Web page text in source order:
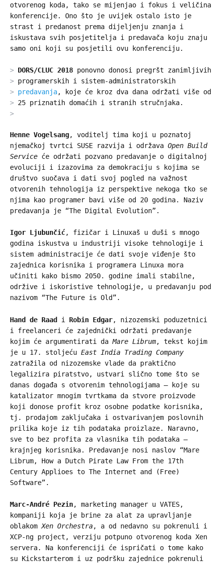
otvorenog koda, tako se mijenjao i fokus i veličina
konferencije. Ono što je uvijek ostalo isto je
strast i predanost prema dijeljenju znanja i
iskustava svih posjetitelja i predavača koju znaju
samo oni koji su posjetili ovu konferenciju.
DORS/CLUC 2018 ponovno donosi pregršt zanimljivih
programerskih i sistem-administratorskih
predavanja, koje će kroz dva dana održati više od
25 priznatih domaćih i stranih stručnjaka.
Henne Vogelsang, voditelj tima koji u poznatoj
njemačkoj tvrtci SUSE razvija i održava Open Build
Service će održati pozvano predavanje o digitalnoj
evoluciji i izazovima za demokraciju s kojima se
društvo suočava i dati svoj pogled na važnost
otvorenih tehnologija iz perspektive nekoga tko se
njima kao programer bavi više od 20 godina. Naziv
predavanja je “The Digital Evolution”.
Igor Ljubunčić, fizičar i Linuxaš u duši s mnogo
godina iskustva u industriji visoke tehnologije i
sistem administracije će dati svoje viđenje što
zajednica korisnika i programera Linuxa mora
učiniti kako bismo 2050. godine imali stabilne,
održive i iskoristive tehnologije, u predavanju pod
nazivom “The Future is Old”.
Hand de Raad i Robin Edgar, nizozemski poduzetnici
i freelanceri će zajednički održati predavanje
kojim će argumentirati daMare Librum, tekst kojim
je u 17. stoljeću East India Trading Company
zatražila od nizozemske vlade da praktično
legalizira piratstvo, ustvari slično tome što se
danas događa s otvorenim tehnologijama – koje su
katalizator mnogim tvrtkama da stvore proizvode
koji donose profit kroz osobne podatke korisnika,
tj. prodajom zaključaka i ostvarivanjem poslovnih
prilika koje iz tih podataka proizlaze. Naravno,
sve to bez profita za vlasnika tih podataka –
krajnjeg korisnika. Predavanje nosi naslov “Mare
Librum, How a Dutch Pirate Law From the 17th
Century Applioes to The Internet and (Free)
Software”.
Marc-André Pezin, marketing manager u VATES,
kompaniji koja je brine za alat za upravljanje
oblakom Xen Orchestra, a od nedavno su pokrenuli i
XCP-ng project, verziju potpuno otvorenog koda Xen
servera. Na konferenciji će ispričati o tome kako
su Kickstarterom i uz podršku zajednice pokrenuli